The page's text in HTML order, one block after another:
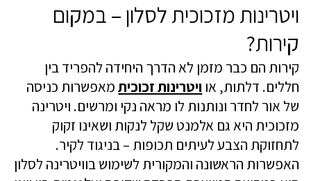
ויטרינות מזכוכית לסלון – במקום
קירות?
קירות הם כבר מזמן לא הדרך היחידה להפריד בין
חללים. דלתות, או ויטרינות זכוכיתמאפשרות כניסה
של אור לחדר ונותנות לו מראה נקי ומרשים. ויטרינה
מזכוכית היא גם אלמנט שקל לנקות ושאינו זקוק
לתחזוקת הצבע לעיתים תכופות – בניגוד לקיר.
האפשרות הראשונה והמקורית לשימוש בוויטרינה לסלון